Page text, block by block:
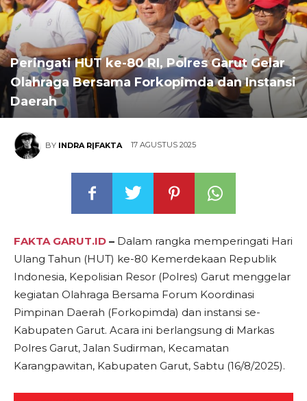
Peringati HUT ke-80 RI, Polres Garut Gelar
Olahraga Bersama Forkopimda dan Instansi
Daerah
BY INDRA R|FAKTA 17 AGUSTUS 2025
FAKTA GARUT.ID – Dalam rangka memperingati Hari
Ulang Tahun (HUT) ke-80 Kemerdekaan Republik
Indonesia, Kepolisian Resor (Polres) Garut menggelar
kegiatan Olahraga Bersama Forum Koordinasi
Pimpinan Daerah (Forkopimda) dan instansi se-
Kabupaten Garut. Acara ini berlangsung di Markas
Polres Garut, Jalan Sudirman, Kecamatan
Karangpawitan, Kabupaten Garut, Sabtu (16/8/2025).